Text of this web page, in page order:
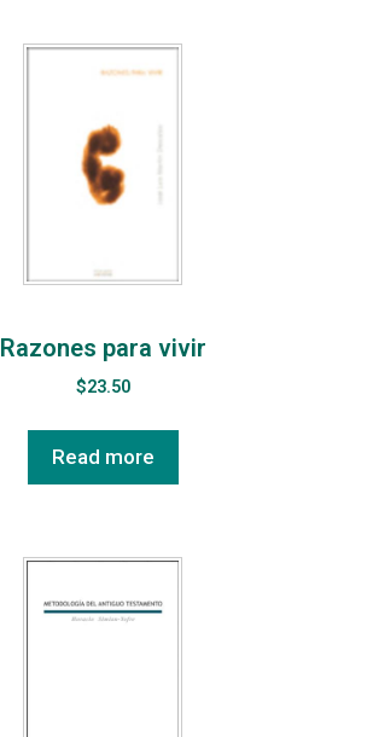
Razones para vivir
$23.50
Read more